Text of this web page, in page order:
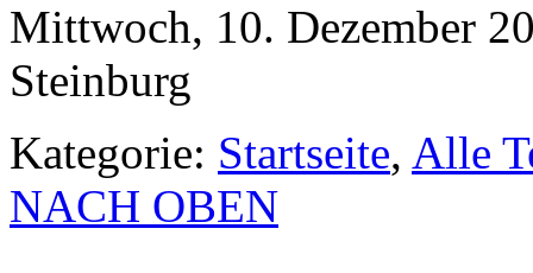
Mittwoch, 10. Dezember
Steinburg
Kategorie: Startseite, Alle
NACH OBEN